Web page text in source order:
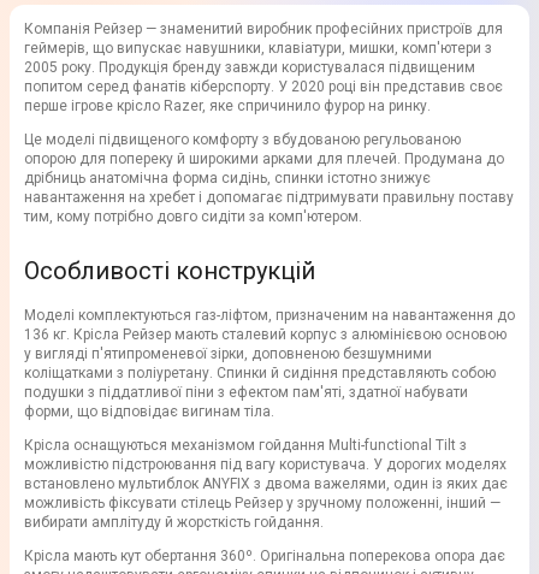
Компанія Рейзер — знаменитий виробник професійних пристроїв для
геймерів, що випускає навушники, клавіатури, мишки, комп'ютери з
2005 року. Продукція бренду завжди користувалася підвищеним
попитом серед фанатів кіберспорту. У 2020 році він представив своє
перше ігрове крісло Razer, яке спричинило фурор на ринку.
Це моделі підвищеного комфорту з вбудованою регульованою
опорою для попереку й широкими арками для плечей. Продумана до
дрібниць анатомічна форма сидінь, спинки істотно знижує
навантаження на хребет і допомагає підтримувати правильну поставу
тим, кому потрібно довго сидіти за комп'ютером.
Особливості конструкцій
Моделі комплектуються газ-ліфтом, призначеним на навантаження до
136 кг. Крісла Рейзер мають сталевий корпус з алюмінієвою основою
у вигляді п'ятипроменевої зірки, доповненою безшумними
коліщатками з поліуретану. Спинки й сидіння представляють собою
подушки з піддатливої піни з ефектом пам'яті, здатної набувати
форми, що відповідає вигинам тіла.
Крісла оснащуються механізмом гойдання Multi-functional Tilt з
можливістю підстроювання під вагу користувача. У дорогих моделях
встановлено мультиблок ANYFIX з двома важелями, один із яких дає
можливість фіксувати стілець Рейзер у зручному положенні, інший —
вибирати амплітуду й жорсткість гойдання.
Крісла мають кут обертання 360º. Оригінальна поперекова опора дає